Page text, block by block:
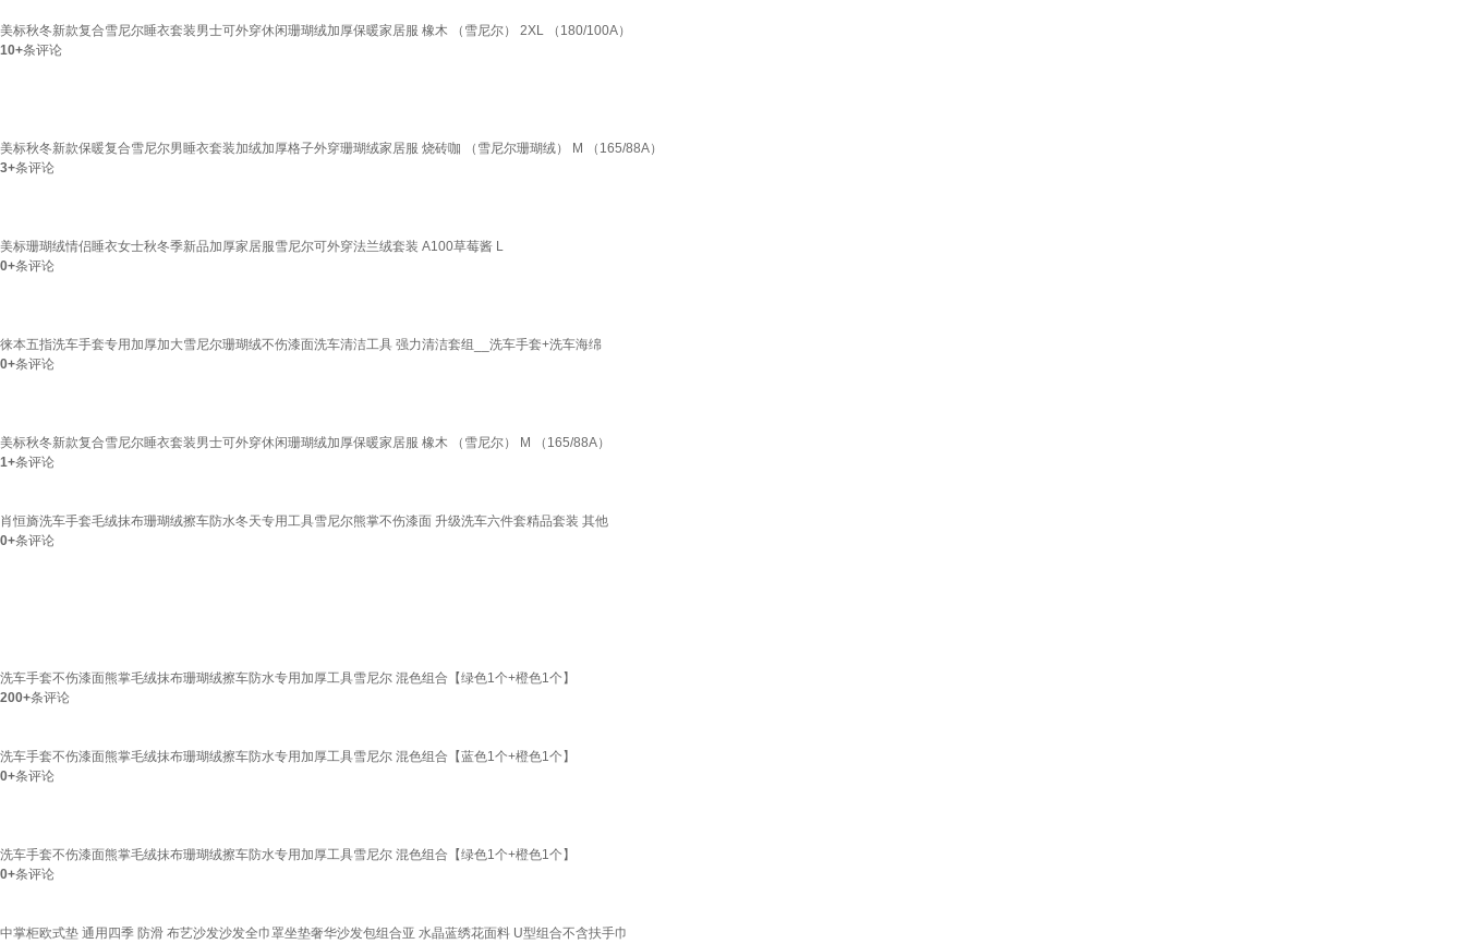
美标秋冬新款复合雪尼尔睡衣套装男士可外穿休闲珊瑚绒加厚保暖家居服 橡木 （雪尼尔） 2XL （180/100A）
10+条评论
美标秋冬新款保暖复合雪尼尔男睡衣套装加绒加厚格子外穿珊瑚绒家居服 烧砖咖 （雪尼尔珊瑚绒） M （165/88A）
3+条评论
美标珊瑚绒情侣睡衣女士秋冬季新品加厚家居服雪尼尔可外穿法兰绒套装 A100草莓酱 L
0+条评论
徕本五指洗车手套专用加厚加大雪尼尔珊瑚绒不伤漆面洗车清洁工具 强力清洁套组__洗车手套+洗车海绵
0+条评论
美标秋冬新款复合雪尼尔睡衣套装男士可外穿休闲珊瑚绒加厚保暖家居服 橡木 （雪尼尔） M （165/88A）
1+条评论
肖恒旖洗车手套毛绒抹布珊瑚绒擦车防水冬天专用工具雪尼尔熊掌不伤漆面 升级洗车六件套精品套装 其他
0+条评论
洗车手套不伤漆面熊掌毛绒抹布珊瑚绒擦车防水专用加厚工具雪尼尔 混色组合【绿色1个+橙色1个】
200+条评论
洗车手套不伤漆面熊掌毛绒抹布珊瑚绒擦车防水专用加厚工具雪尼尔 混色组合【蓝色1个+橙色1个】
0+条评论
洗车手套不伤漆面熊掌毛绒抹布珊瑚绒擦车防水专用加厚工具雪尼尔 混色组合【绿色1个+橙色1个】
0+条评论
中掌柜欧式垫 通用四季 防滑 布艺沙发沙发全巾罩坐垫奢华沙发包组合亚 水晶蓝绣花面料 U型组合不含扶手巾